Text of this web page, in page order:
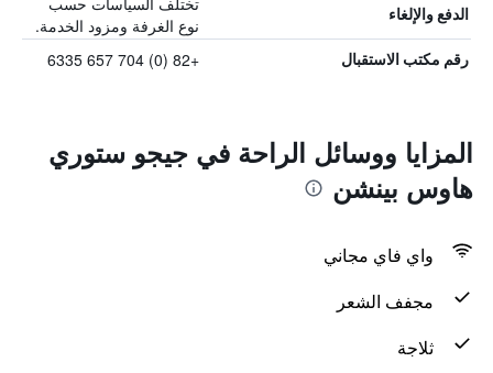
الدفع والإلغاء
نوع الغرفة ومزود الخدمة.
رقم مكتب الاستقبال +82 (0) 704 657 6335
المزايا ووسائل الراحة في جيجو ستوري
هاوس بينشن
واي فاي مجاني
مجفف الشعر
ثلاجة